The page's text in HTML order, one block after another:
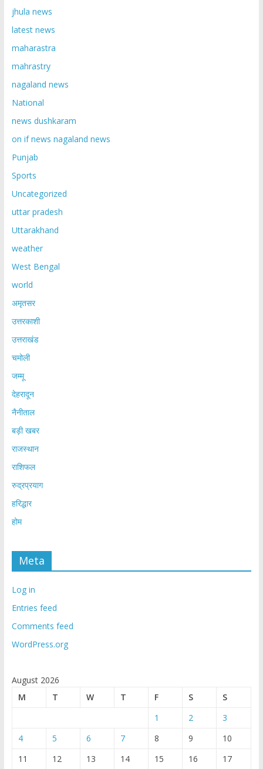
jhula news
latest news
maharastra
mahrastry
nagaland news
National
news dushkaram
on if news nagaland news
Punjab
Sports
Uncategorized
uttar pradesh
Uttarakhand
weather
West Bengal
world
अमृतसर
उत्तरकाशी
उत्तराखंड
चमोली
जम्मू
देहरादून
नैनीताल
बड़ी खबर
राजस्थान
राशिफल
रुद्रप्रयाग
हरिद्धार
होम
Meta
Log in
Entries feed
Comments feed
WordPress.org
August 2026
M
T W T F S
S
1
2
3
4
5 6 7 8 9
10
11
12 13 14 15 16 17